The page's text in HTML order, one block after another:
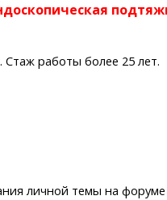
работы более 25 лет.
личной темы на форуме